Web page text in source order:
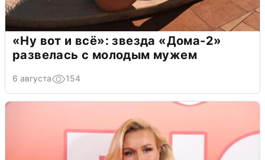
«Ну вот и всё»: звезда «Дома-2»
развелась с молодым мужем
6 августа 154